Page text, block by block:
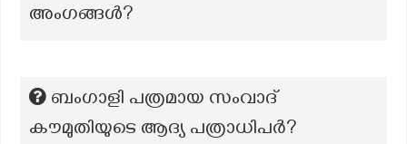
അംഗങ്ങൾ?
ബംഗാളി പത്രമായ സംവാദ്
കൗമുതിയുടെ ആദ്യ പത്രാധിപർ?